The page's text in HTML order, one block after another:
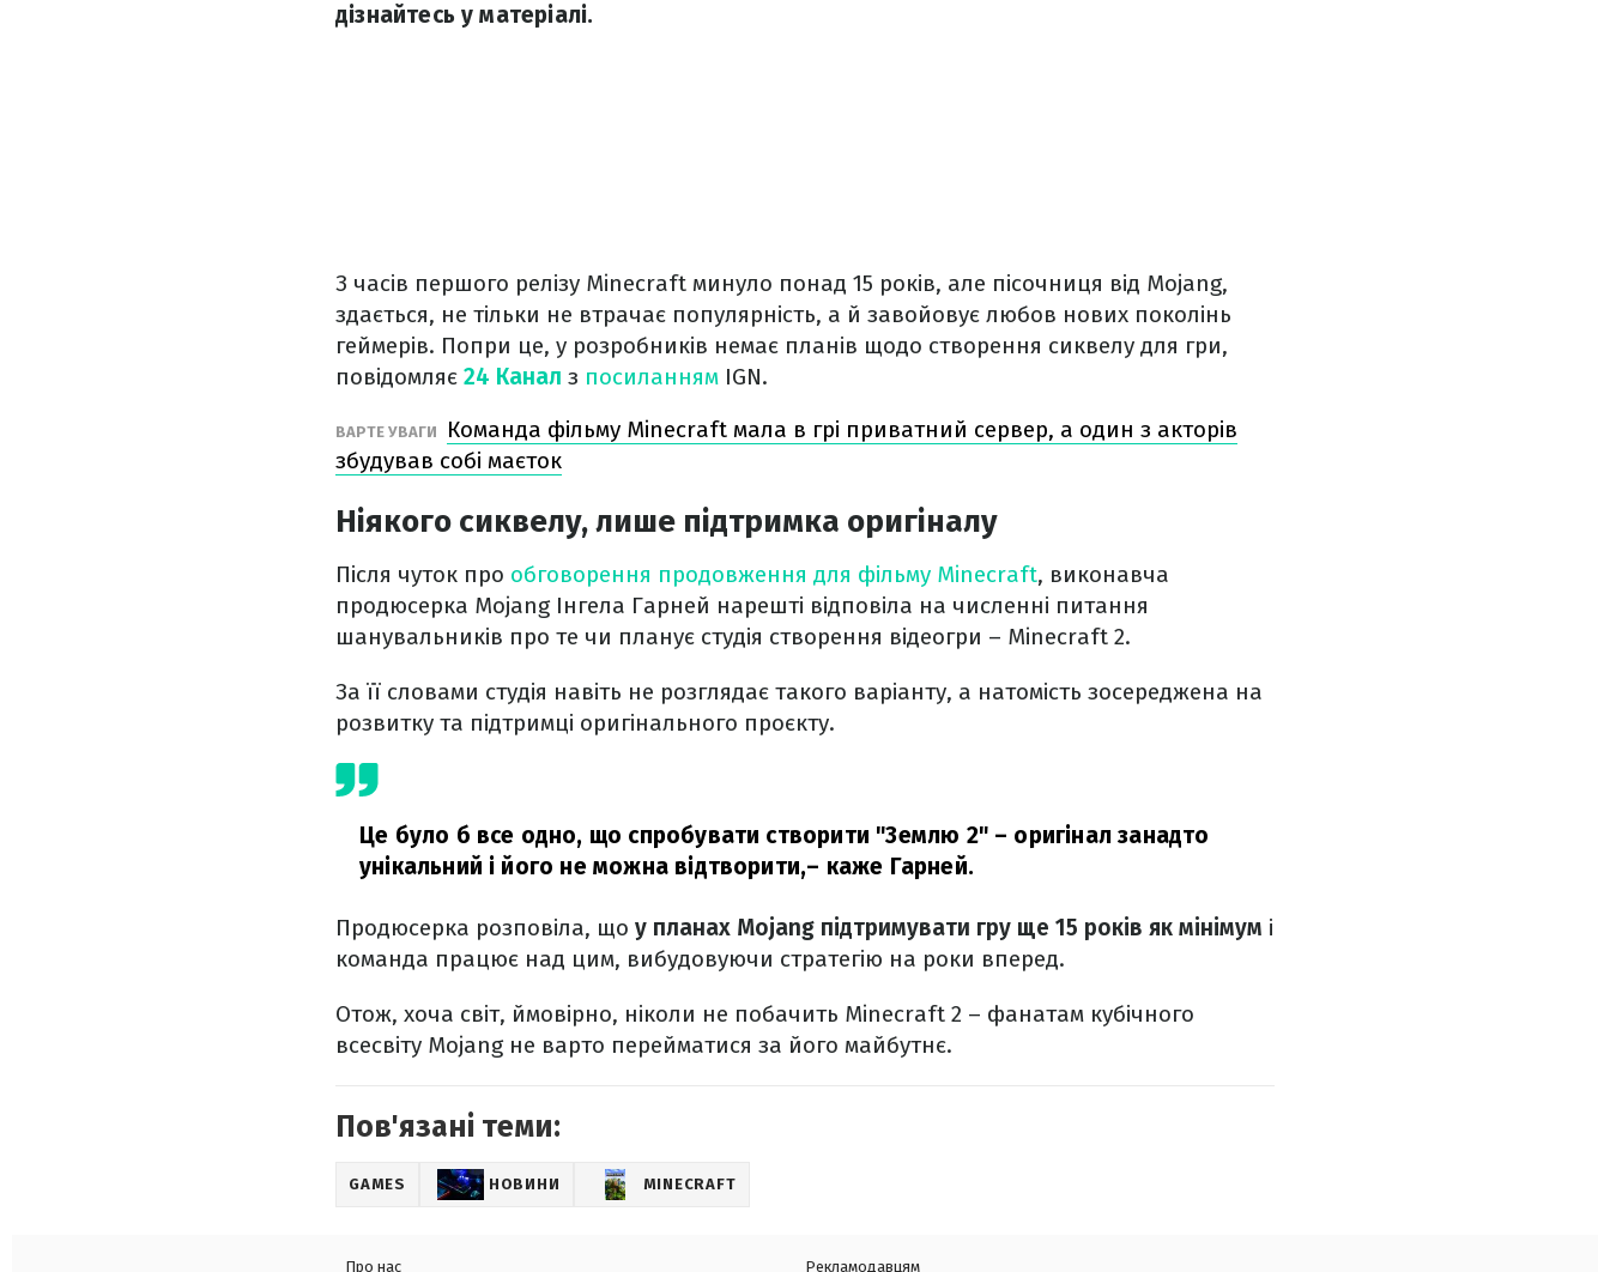
дізнайтесь у матеріалі.
З часів першого релізу Minecraft минуло понад 15 років, але пісочниця від Mojang,
здається, не тільки не втрачає популярність, а й завойовує любов нових поколінь
геймерів. Попри це, у розробників немає планів щодо створення сиквелу для гри,
повідомляє 24 Канал з посиланням IGN.
ВАРТЕ УВАГИ
Команда фільму Minecraft мала в грі приватний сервер, а один з акторів
збудував собі маєток
Ніякого сиквелу, лише підтримка оригіналу
Після чуток про обговорення продовження для фільму Minecraft, виконавча
продюсерка Mojang Інгела Гарней нарешті відповіла на численні питання
шанувальників про те чи планує студія створення відеогри – Minecraft 2.
За її словами студія навіть не розглядає такого варіанту, а натомість зосереджена на
розвитку та підтримці оригінального проєкту.
Це було б все одно, що спробувати створити "Землю 2" – оригінал занадто
унікальний і його не можна відтворити,– каже Гарней.
Продюсерка розповіла, що у планах Mojang підтримувати гру ще 15 років як мінімум і
команда працює над цим, вибудовуючи стратегію на роки вперед.
Отож, хоча світ, ймовірно, ніколи не побачить Minecraft 2 – фанатам кубічного
всесвіту Mojang не варто перейматися за його майбутнє.
Пов'язані теми:
GAMES НОВИНИ MINECRAFT
Про нас Рекламодавцям